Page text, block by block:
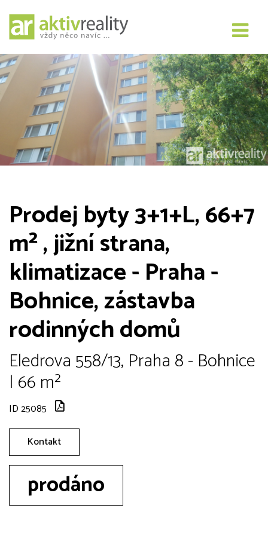
Prodej byty 3+1+L, 66+7
m² , jižní strana,
klimatizace - Praha -
Bohnice, zástavba
rodinných domů
Eledrova 558/13, Praha 8 - Bohnice
| 66 m²
ID 25085
Kontakt
prodáno